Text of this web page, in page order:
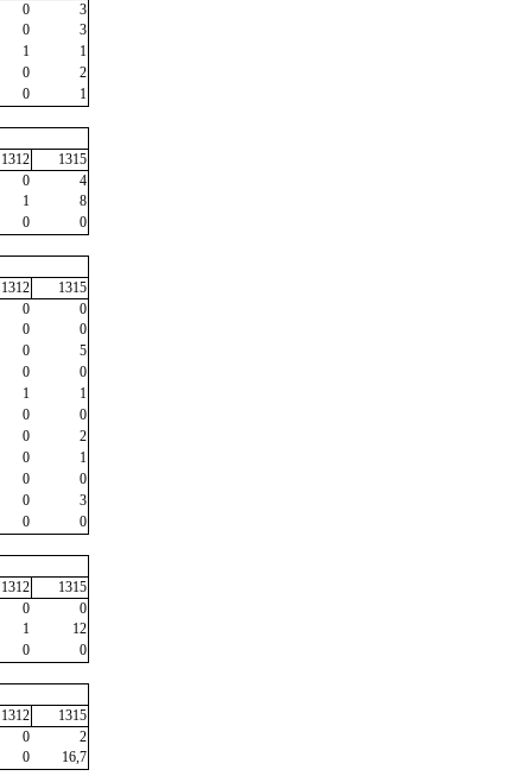
0
3
0
3
1
1
0
2
0
1
1312
1315
0
4
1
8
0
0
1312
1315
0
0
0
0
0
5
0
0
1
1
0
0
0
2
0
1
0
0
0
3
0
0
1312
1315
0
0
1
12
0
0
1312
1315
0
2
0
16,7